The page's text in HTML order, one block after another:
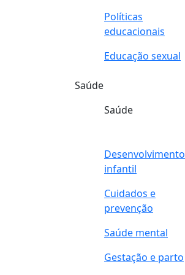
Políticas
educacionais
Educação sexual
Saúde
Saúde
Desenvolvimento
infantil
Cuidados e
prevenção
Saúde mental
Gestação e parto